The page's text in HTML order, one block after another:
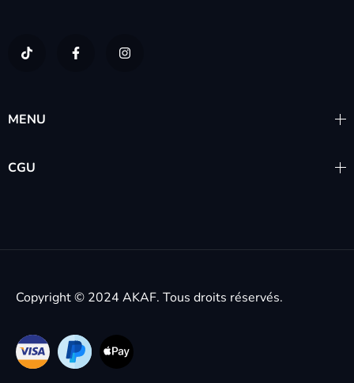
MENU
CGU
Copyright © 2024 AKAF. Tous droits réservés.